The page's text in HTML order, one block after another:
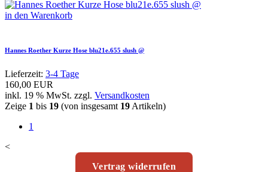
in den Warenkorb
Hannes Roether Kurze Hose blu21e.655 slush @
Lieferzeit: 3-4 Tage
160,00 EUR
inkl. 19 % MwSt. zzgl. Versandkosten
Zeige 1 bis 19 (von insgesamt 19 Artikeln)
1
<
Vertrag widerrufen